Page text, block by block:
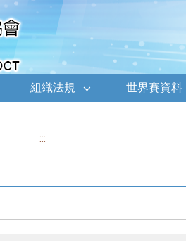
組織法規 世界賽資料
:::